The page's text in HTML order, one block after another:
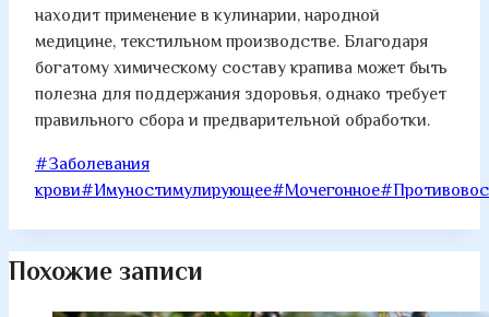
находит применение в кулинарии, народной
медицине, текстильном производстве. Благодаря
богатому химическому составу крапива может быть
полезна для поддержания здоровья, однако требует
правильного сбора и предварительной обработки.
Метки
записи:
#Заболевания
крови#Имуностимулирующее#Мочегонное#
Похожие записи